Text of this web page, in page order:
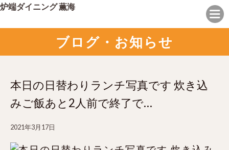
炉端ダイニング 薫海
ブログ・お知らせ
本日の日替わりランチ写真です 炊き込
みご飯あと2人前で終了で…
2021年3月17日